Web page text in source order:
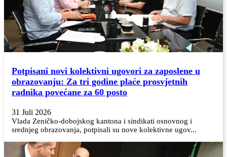
Potpisani novi kolektivni ugovori za zaposlene u
obrazovanju: Za tri godine plaće prosvjetnih
radnika povećane za 60 posto
31 Juli 2026
Vlada Zeničko-dobojskog kantona i sindikati osnovnog i
srednjeg obrazovanja, potpisali su nove kolektivne ugov...